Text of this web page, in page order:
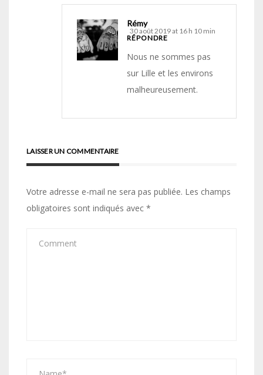
Rémy
30 août 2019 at 16 h 10 min
RÉPONDRE
Nous ne sommes pas
sur Lille et les environs
malheureusement.
LAISSER UN COMMENTAIRE
Votre adresse e-mail ne sera pas publiée. Les champs
obligatoires sont indiqués avec *